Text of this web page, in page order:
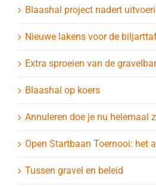
Blaashal project nadert
Nieuwe lakens voor de
Extra sproeien van de
Blaashal op koers
Annuleren doe je nu helemaal
Open Startbaan Toernooi: het
Tussen gravel en beleid